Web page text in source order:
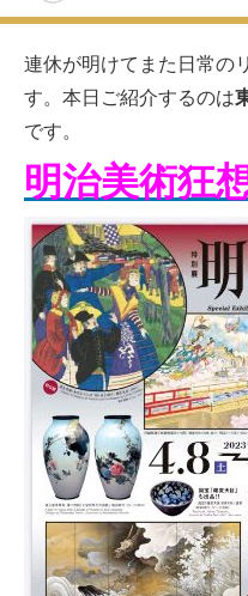
連休が明けてまた日常の
す。本日ご紹介するのは
です。
明治美術狂